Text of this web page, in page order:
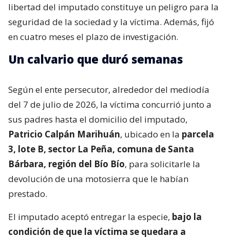
libertad del imputado constituye un peligro para la
seguridad de la sociedad y la víctima. Además, fijó
en cuatro meses el plazo de investigación.
Un calvario que duró semanas
Según el ente persecutor, alrededor del mediodía
del 7 de julio de 2026, la víctima concurrió junto a
sus padres hasta el domicilio del imputado,
Patricio Calpán Marihuán, ubicado en la parcela
3, lote B, sector La Peña, comuna de Santa
Bárbara, región del Bío Bío, para solicitarle la
devolución de una motosierra que le habían
prestado.
El imputado aceptó entregar la especie, bajo la
condición de que la víctima se quedara a